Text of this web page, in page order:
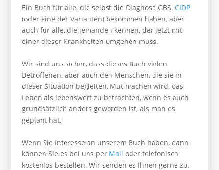
Ein Buch für alle, die selbst die Diagnose GBS. CIDP
(oder eine der Varianten) bekommen haben, aber
auch für alle, die jemanden kennen, der jetzt mit
einer dieser Krankheiten umgehen muss.
Wir sind uns sicher, dass dieses Buch vielen
Betroffenen, aber auch den Menschen, die sie in
dieser Situation begleiten, Mut machen wird, das
Leben als lebenswert zu betrachten, wenn es auch
grundsätzlich anders geworden ist, als man es
geplant hat.
Wenn Sie Interesse an unserem Buch haben, dann
können Sie es bei uns per Mail oder telefonisch
kostenlos bestellen. Wir senden es Ihnen gerne zu.